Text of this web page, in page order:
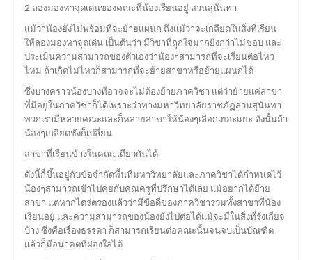
2.ลองมองหาจุดเด่นของคณะที่น้องเรียนอยู่ สวนสุนันทา
แม้ว่าน้องยังไม่พร้อมที่จะย้ายแผนก ถึงแม้ว่าจะเกลียดในสิ่งที่เรียน
ให้ลองมองหาจุดเด่น เป็นต้นว่า มีวิชาที่ถูกใจมากยิ่งกว่าไม่ชอบ และ
ประเมินความสามารถของตัวเองว่าน้องๆสามารถที่จะเรียนต่อไหว
ไหม ถ้าเกิดไม่ไหวก็สามารถที่จะย้ายสาขาหรือย้ายแผนกได้
ซึ่งบางคราวน้องบางทีอาจจะไม่ต้องย้ายภาควิชา แต่ว่าย้ายแค่สาขา
ที่มีอยู่ในภาควิชาก็ได้เพราะว่าทางมหาวิทยาลัยราชภัฏสวนสุนันทา
พวกเรามีหลายคณะและก็หลายสาขาให้น้องๆเลือกเยอะแยะ ดังนั้นถ้า
น้องๆเกลียดชังก็เปลี่ยน
สาขาที่เรียนข้างในคณะเดียวกันได้
ดังนี้ก็ขึ้นอยู่กับข้อจำกัดพื้นที่มหาวิทยาลัยและภาควิชาได้กำหนดไว้
น้องๆสามารถเข้าไปคุยกับคุณครูที่ปรึกษาได้เลย แม้อยากได้ย้าย
สาขา แต่หากไตร่ตรองแล้วว่ามีข้อดีของภาควิชารวมทั้งสาขาที่น้อง
เรียนอยู่ และความสามารถของน้องยังไปต่อได้แม้จะมีในสิ่งที่รังเกียจ
บ้าง ซึ่งคือเรื่องธรรดา ก็สามารถเรียนต่อคณะนั้นจนจบเป็นบัณฑิต
แล้วก็มีอนาคตที่ผ่องใสได้